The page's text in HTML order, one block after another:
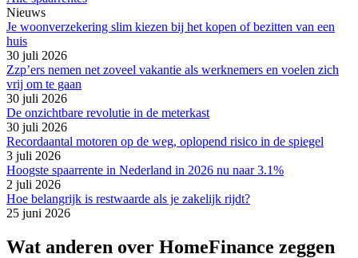
Nieuws
Je woonverzekering slim kiezen bij het kopen of bezitten van een
huis
30 juli 2026
Zzp’ers nemen net zoveel vakantie als werknemers en voelen zich
vrij om te gaan
30 juli 2026
De onzichtbare revolutie in de meterkast
30 juli 2026
Recordaantal motoren op de weg, oplopend risico in de spiegel
3 juli 2026
Hoogste spaarrente in Nederland in 2026 nu naar 3.1%
2 juli 2026
Hoe belangrijk is restwaarde als je zakelijk rijdt?
25 juni 2026
Wat anderen over HomeFinance zeggen